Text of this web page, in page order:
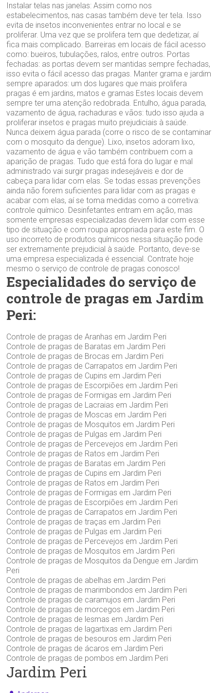
Instalar telas nas janelas: Assim como nos
estabelecimentos, nas casas também deve ter tela. Isso
evita de insetos inconvenientes entrar no local e se
proliferar. Uma vez que se prolifera tem que dedetizar, aí
fica mais complicado. Barreiras em locais de fácil acesso
como: bueiros, tubulações, ralos, entre outros. Portas
fechadas: as portas devem ser mantidas sempre fechadas,
isso evita o fácil acesso das pragas. Manter grama e jardim
sempre aparados: um dos lugares que mais prolifera
pragas é em jardins, matos e gramas Estes locais devem
sempre ter uma atenção redobrada. Entulho, água parada,
vazamento de água, rachaduras e vãos: tudo isso ajuda a
proliferar insetos e pragas muito prejudiciais à saúde.
Nunca deixem água parada (corre o risco de se contaminar
com o mosquito da dengue). Lixo, insetos adoram lixo,
vazamento de água e vão também contribuem com a
aparição de pragas. Tudo que está fora do lugar e mal
administrado vai surgir pragas indesejáveis e dor de
cabeça para lidar com elas. Se todas essas prevenções
ainda não forem suficientes para lidar com as pragas e
acabar com elas, aí se toma medidas como a corretiva:
controle químico. Desinfetantes entram em ação, mas
somente empresas especializadas devem lidar com esse
tipo de situação e com roupa apropriada para este fim. O
uso incorreto de produtos químicos nessa situação pode
ser extremamente prejudicial à saúde. Portanto, deve-se
uma empresa especializada é essencial. Contrate hoje
mesmo o serviço de controle de pragas conosco!
Especialidades do serviço de
controle de pragas em Jardim
Peri:
Controle de pragas de Aranhas em Jardim Peri
Controle de pragas de Baratas em Jardim Peri
Controle de pragas de Brocas em Jardim Peri
Controle de pragas de Carrapatos em Jardim Peri
Controle de pragas de Cupins em Jardim Peri
Controle de pragas de Escorpiões em Jardim Peri
Controle de pragas de Formigas em Jardim Peri
Controle de pragas de Lacraias em Jardim Peri
Controle de pragas de Moscas em Jardim Peri
Controle de pragas de Mosquitos em Jardim Peri
Controle de pragas de Pulgas em Jardim Peri
Controle de pragas de Percevejos em Jardim Peri
Controle de pragas de Ratos em Jardim Peri
Controle de pragas de Baratas em Jardim Peri
Controle de pragas de Cupins em Jardim Peri
Controle de pragas de Ratos em Jardim Peri
Controle de pragas de Formigas em Jardim Peri
Controle de pragas de Escorpiões em Jardim Peri
Controle de pragas de Carrapatos em Jardim Peri
Controle de pragas de traças em Jardim Peri
Controle de pragas de Pulgas em Jardim Peri
Controle de pragas de Percevejos em Jardim Peri
Controle de pragas de Mosquitos em Jardim Peri
Controle de pragas de Mosquitos da Dengue em Jardim
Peri
Controle de pragas de abelhas em Jardim Peri
Controle de pragas de marimbondos em Jardim Peri
Controle de pragas de caramujos em Jardim Peri
Controle de pragas de morcegos em Jardim Peri
Controle de pragas de lesmas em Jardim Peri
Controle de pragas de lagartixas em Jardim Peri
Controle de pragas de besouros em Jardim Peri
Controle de pragas de ácaros em Jardim Peri
Controle de pragas de pombos em Jardim Peri
Jardim Peri